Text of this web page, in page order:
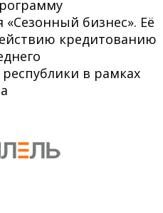
бизнес». Её
кредитованию
в рамках